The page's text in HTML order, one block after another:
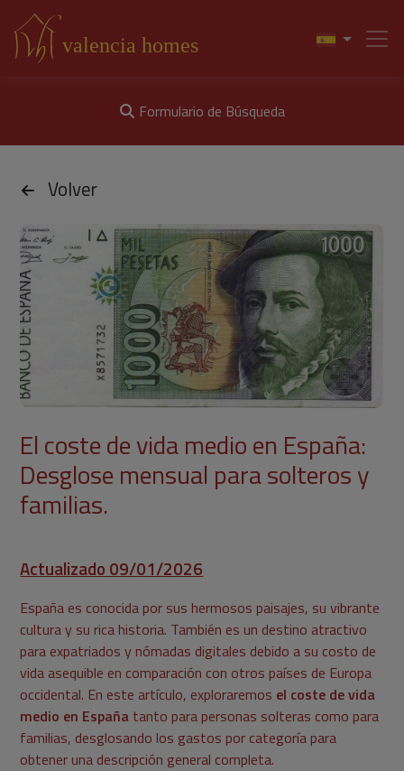
Formulario de Búsqueda
Volver
El coste de vida medio en España:
Desglose mensual para solteros y
familias.
Actualizado 09/01/2026
España es conocida por sus hermosos paisajes, su vibrante
cultura y su rica historia. También es un destino atractivo
para expatriados y nómadas digitales debido a su costo de
vida asequible en comparación con otros países de Europa
occidental. En este artículo, exploraremos el coste de vida
medio en España tanto para personas solteras como para
familias, desglosando los gastos por categoría para
obtener una descripción general completa.